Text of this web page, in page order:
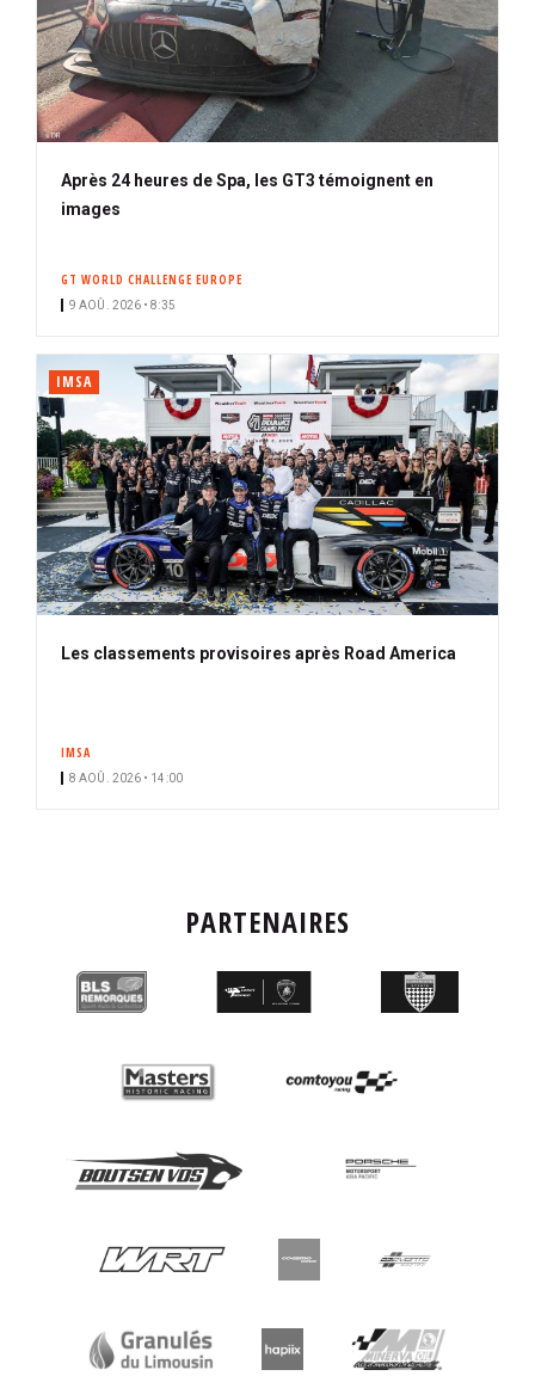
Après 24 heures de Spa, les GT3 témoignent en
images
GT WORLD CHALLENGE EUROPE
9 AOÛ. 2026 • 8:35
IMSA
Les classements provisoires après Road America
IMSA
8 AOÛ. 2026 • 14:00
PARTENAIRES